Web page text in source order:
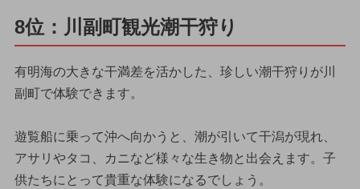
8位：川副町観光潮干狩り
有明海の大きな干満差を活かした、珍しい潮干狩りが川
副町で体験できます。
遊覧船に乗って沖へ向かうと、潮が引いて干潟が現れ、
アサリやタコ、カニなど様々な生き物と出会えます。子
供たちにとって貴重な体験になるでしょう。